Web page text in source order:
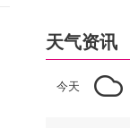
天气资讯
今天